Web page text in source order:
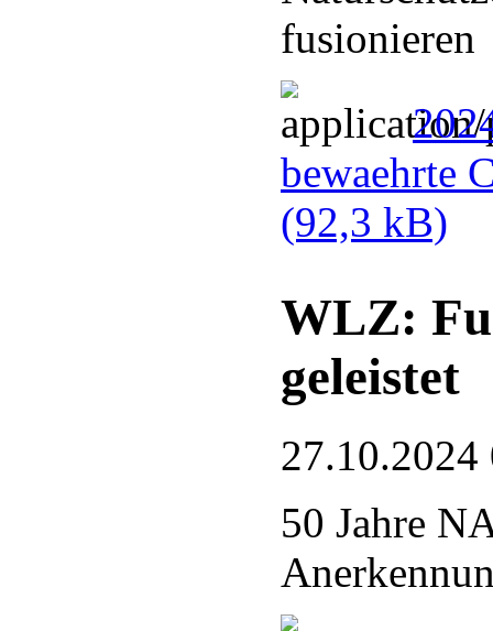
fusionieren
bewaehrte
(92,3 kB)
WLZ:
geleistet
27.10.2024
50 Jahre